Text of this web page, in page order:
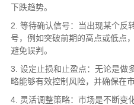
下跌趋势。
2. 等待确认信号：当出现某个反
号，例如突破前期的高点或低点
避免误判。
3. 设定止损和止盈点：无论是做
略能够有效控制风险，并确保在
4. 灵活调整策略：市场是不断变